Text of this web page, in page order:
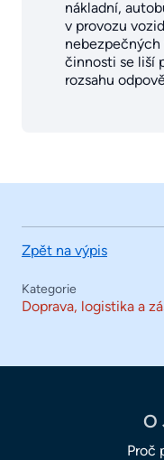
nákladní,
v provozu
činnosti se liší
rozsahu
Zpět na výpis
Kategorie
Doprava, logistika a
O
Proč